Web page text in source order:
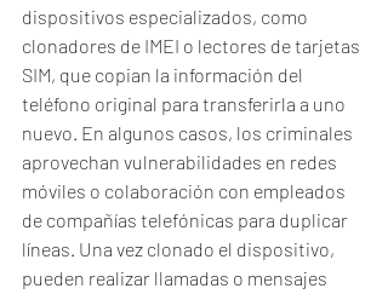
dispositivos especializados, como
clonadores de IMEI o lectores de tarjetas
SIM, que copian la información del
teléfono original para transferirla a uno
nuevo. En algunos casos, los criminales
aprovechan vulnerabilidades en redes
móviles o colaboración con empleados
de compañías telefónicas para duplicar
líneas. Una vez clonado el dispositivo,
pueden realizar llamadas o mensajes